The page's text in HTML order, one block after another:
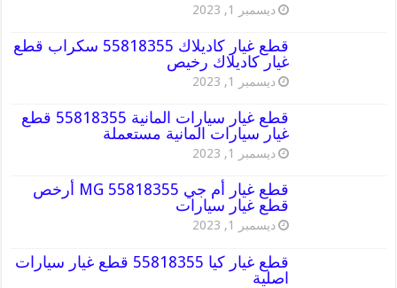
ديسمبر 1, 2023
قطع غيار كاديلاك 55818355 سكراب قطع
غيار كاديلاك رخيص
ديسمبر 1, 2023
قطع غيار سيارات المانية 55818355 قطع
غيار سيارات المانية مستعملة
ديسمبر 1, 2023
قطع غيار أم جي MG 55818355 أرخص
قطع غيار سيارات
ديسمبر 1, 2023
قطع غيار كيا 55818355 قطع غيار سيارات
اصلية